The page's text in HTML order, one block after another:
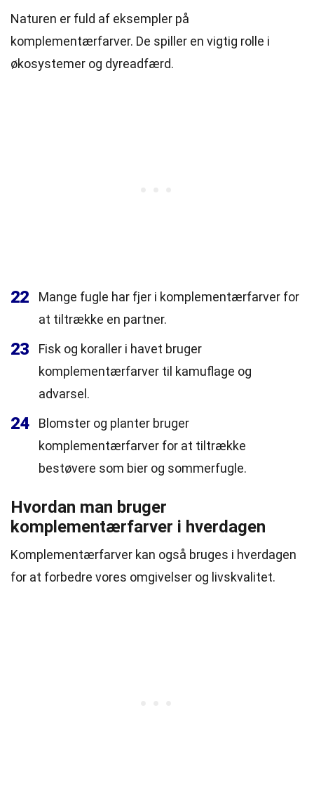
Naturen er fuld af eksempler på
komplementærfarver. De spiller en vigtig rolle i
økosystemer og dyreadfærd.
22
Mange fugle har fjer i komplementærfarver for
at tiltrække en partner.
23
Fisk og koraller i havet bruger
komplementærfarver til kamuflage og
advarsel.
24
Blomster og planter bruger
komplementærfarver for at tiltrække
bestøvere som bier og sommerfugle.
Hvordan man bruger
komplementærfarver i hverdagen
Komplementærfarver kan også bruges i hverdagen
for at forbedre vores omgivelser og livskvalitet.